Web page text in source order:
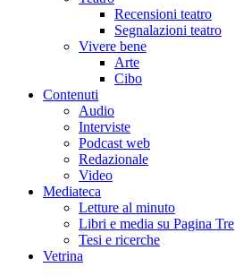
Recensioni teatro
Segnalazioni teatro
Vivere bene
Arte
Cibo
Contenuti
Audio
Interviste
Podcast web
Redazionale
Video
Mediateca
Letture al minuto
Libri e media su Pagina Tre
Tesi e ricerche
Vetrina